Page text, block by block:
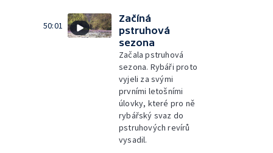
50:01
Začíná
pstruhová
sezona
Začala pstruhová
sezona. Rybáři proto
vyjeli za svými
prvními letošními
úlovky, které pro ně
rybářský svaz do
pstruhových revírů
vysadil.